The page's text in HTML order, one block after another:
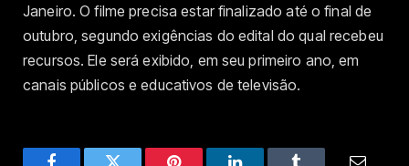
Janeiro. O filme precisa estar finalizado até o final de
outubro, segundo exigências do edital do qual recebeu
recursos. Ele será exibido, em seu primeiro ano, em
canais públicos e educativos de televisão.